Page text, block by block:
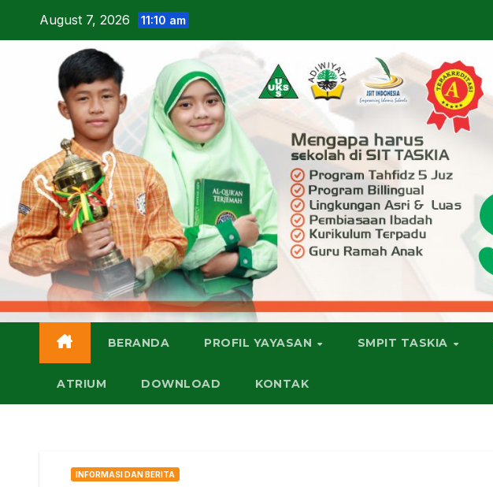
August 7, 2026 11:10 am
BERANDA PROFIL YAYASAN SMPIT TASKIA
ATRIUM DOWNLOAD KONTAK
INFORMASI DAN BERITA